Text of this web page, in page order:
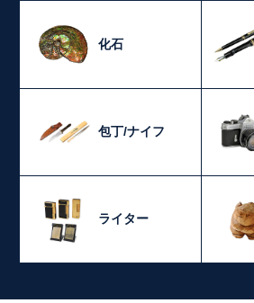
化石
包丁/ナイフ
ライター